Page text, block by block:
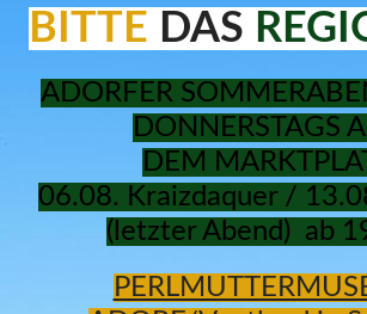
BITTE DAS
ADORFER
DONNERSTAGS
DEM
06.08. Kraizdaquer /
(letzter Abend) ab